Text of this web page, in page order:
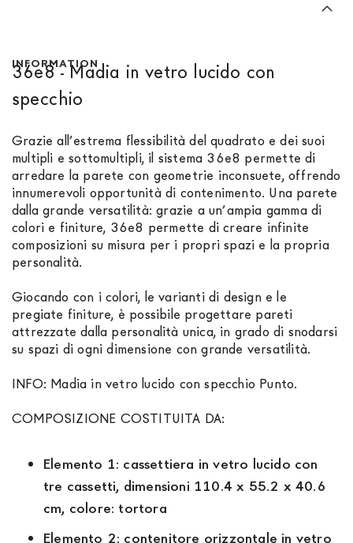
INFORMATION
36e8 - Madia in vetro lucido con
specchio
Grazie all’estrema flessibilità del quadrato e dei suoi
multipli e sottomultipli, il sistema 36e8 permette di
arredare la parete con geometrie inconsuete, offrendo
innumerevoli opportunità di contenimento. Una parete
dalla grande versatilità: grazie a un’ampia gamma di
colori e finiture, 36e8 permette di creare infinite
composizioni su misura per i propri spazi e la propria
personalità.
Giocando con i colori, le varianti di design e le
pregiate finiture, è possibile progettare pareti
attrezzate dalla personalità unica, in grado di snodarsi
su spazi di ogni dimensione con grande versatilità.
INFO: Madia in vetro lucido con specchio Punto.
COMPOSIZIONE COSTITUITA DA:
Elemento 1: cassettiera in vetro lucido con
tre cassetti, dimensioni 110.4 x 55.2 x 40.6
cm, colore: tortora
Elemento 2: contenitore orizzontale in vetro